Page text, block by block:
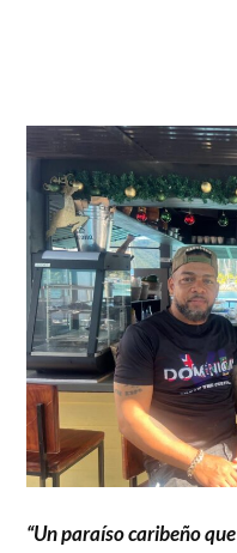
“Un paraíso caribeño